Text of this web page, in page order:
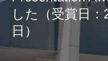
した（受賞日
日）